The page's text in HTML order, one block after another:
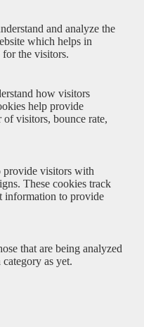
and analyze the
which helps in
for the visitors.
how visitors
help provide
visitors, bounce rate,
provide visitors with
These cookies track
information to provide
that are being analyzed
as yet.